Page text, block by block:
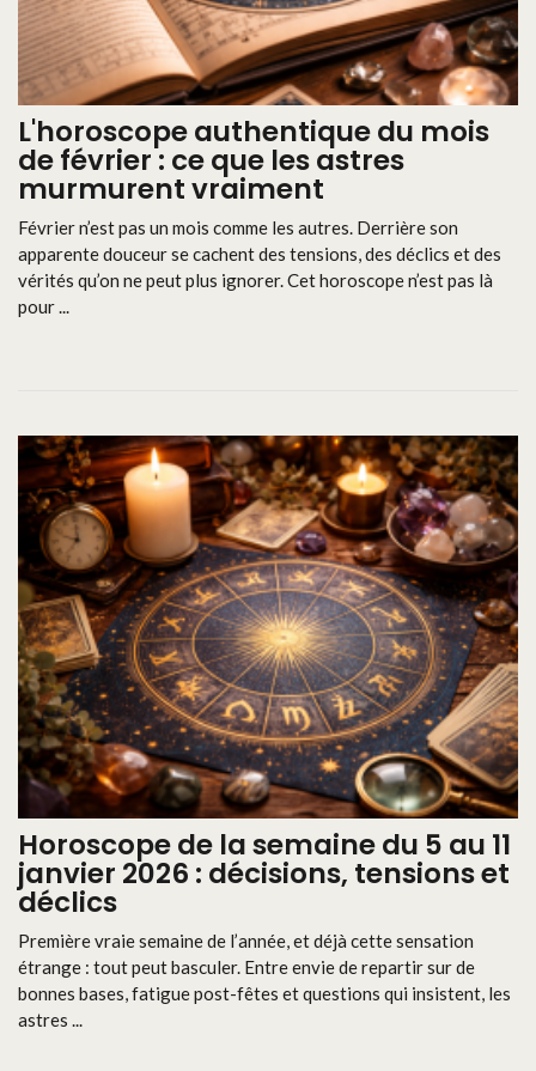
L'horoscope authentique du mois
de février : ce que les astres
murmurent vraiment
Février n’est pas un mois comme les autres. Derrière son
apparente douceur se cachent des tensions, des déclics et des
vérités qu’on ne peut plus ignorer. Cet horoscope n’est pas là
pour ...
Horoscope de la semaine du 5 au 11
janvier 2026 : décisions, tensions et
déclics
Première vraie semaine de l’année, et déjà cette sensation
étrange : tout peut basculer. Entre envie de repartir sur de
bonnes bases, fatigue post-fêtes et questions qui insistent, les
astres ...